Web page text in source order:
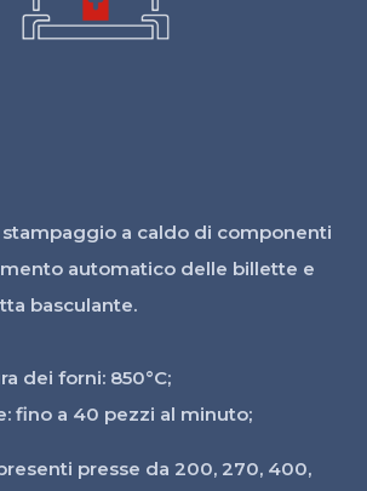
a caldo di componenti
automatico delle billette e
basculante.
dei forni: 850°C;
fino a 40 pezzi al minuto;
presse da 200, 270, 400,